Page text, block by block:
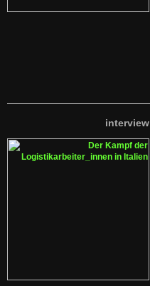
interview